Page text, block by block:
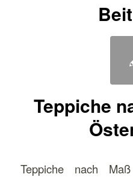
Teppiche
Teppiche nach